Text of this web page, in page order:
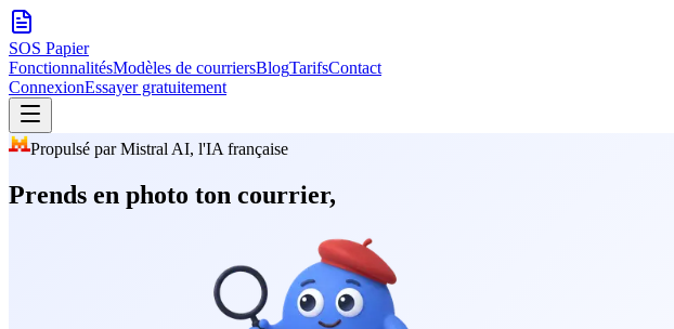
SOS Papier
FonctionnalitésModèles de courriersBlogTarifsContact
ConnexionEssayer gratuitement
Propulsé par Mistral AI, l'IA française
Prends en photo ton courrier,